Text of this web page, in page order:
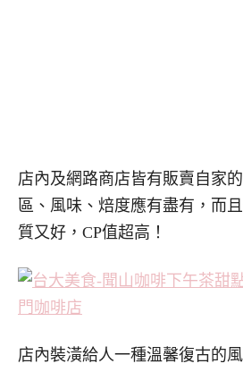
店內及網路商店皆有販賣自家
區、風味、焙度應有盡有，而
質又好，CP值超高！
店內裝潢給人一種溫馨復古的